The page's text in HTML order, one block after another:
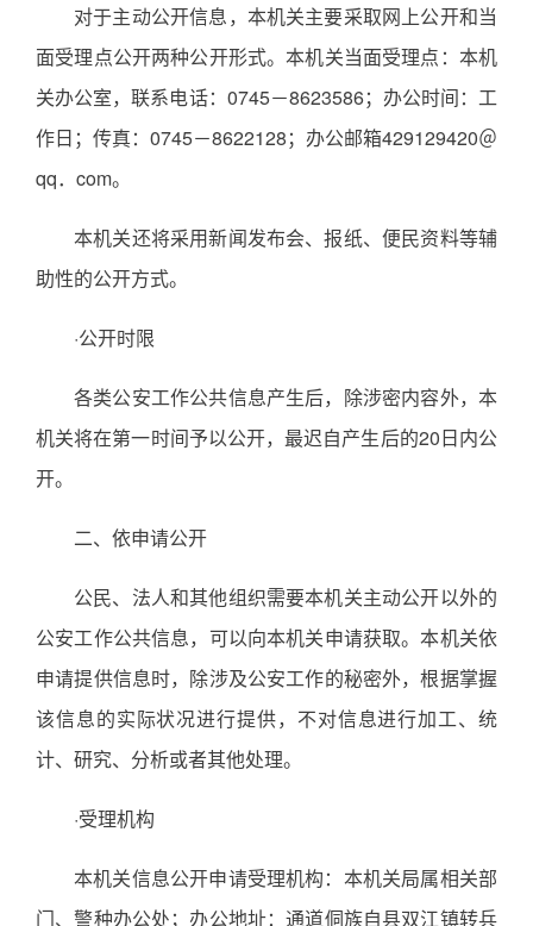
对于主动公开信息，本机关主要采取网上公开和当
面受理点公开两种公开形式。本机关当面受理点：本机
关办公室，联系电话：0745－8623586；办公时间：工
作日；传真：0745－8622128；办公邮箱429129420＠
qq．com。
本机关还将采用新闻发布会、报纸、便民资料等辅
助性的公开方式。
·公开时限
各类公安工作公共信息产生后，除涉密内容外，本
机关将在第一时间予以公开，最迟自产生后的20日内公
开。
二、依申请公开
公民、法人和其他组织需要本机关主动公开以外的
公安工作公共信息，可以向本机关申请获取。本机关依
申请提供信息时，除涉及公安工作的秘密外，根据掌握
该信息的实际状况进行提供，不对信息进行加工、统
计、研究、分析或者其他处理。
·受理机构
本机关信息公开申请受理机构：本机关局属相关部
门、警种办公处；办公地址：通道侗族自县双江镇转兵